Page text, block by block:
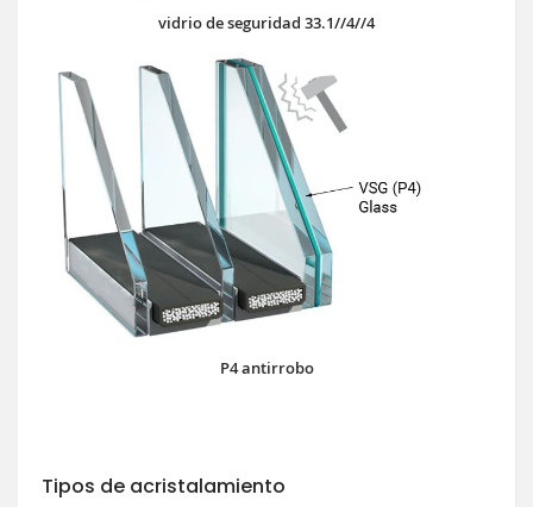
vidrio de seguridad 33.1//4//4
P4 antirrobo
Tipos de acristalamiento